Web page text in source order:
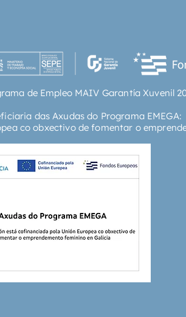
de Empleo MAIV Garantía Xuvenil
das Axudas do Programa EMEGA:
co obxectivo de fomentar o